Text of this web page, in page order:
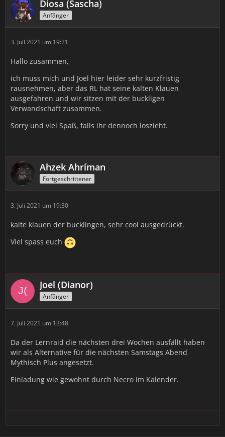
Diosa (Sascha)
Anfänger
3. Juli 2021 um 19:21
Hallo zusammen,
ich muss mich und Joel hier leider sehr kurzfristig
rausnehmen, aber das RL hat seine kalten Klauen
ausgefahren und wir sitzen mit der buckligen
Verwandschaft zusammen.
Sorry und viel Spaß, falls ihr dennoch loszieht.
Ahzek Ahríman
Fortgeschrittener
3. Juli 2021 um 19:30
kalte klauen der bucklingen, sehr cool ausgedrückt.
Viel spass euch
Joel (Dianor)
Anfänger
7. Juli 2021 um 13:48
Da der Lernraid die nächsten drei Wochen ausfällt haben
wir als Alternative für die nächsten Samstags Abend
Mythisch Plus angesetzt.
Einladung wie gewohnt durch Necro im Kalender.